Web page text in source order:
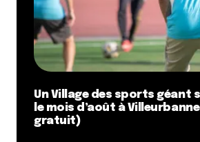
Un Village des sports géant
le mois d’août à
gratuit)